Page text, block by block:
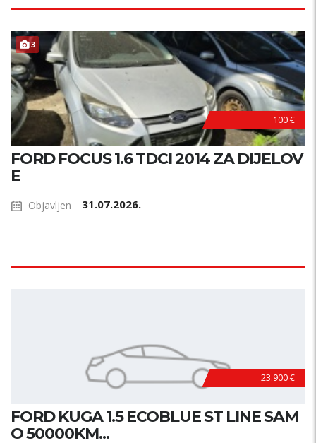
3
100 €
FORD FOCUS 1.6 TDCI 2014 ZA DIJELOV
E
Objavljen 31.07.2026.
23.900 €
FORD KUGA 1.5 ECOBLUE ST LINE SAM
O 50000KM...